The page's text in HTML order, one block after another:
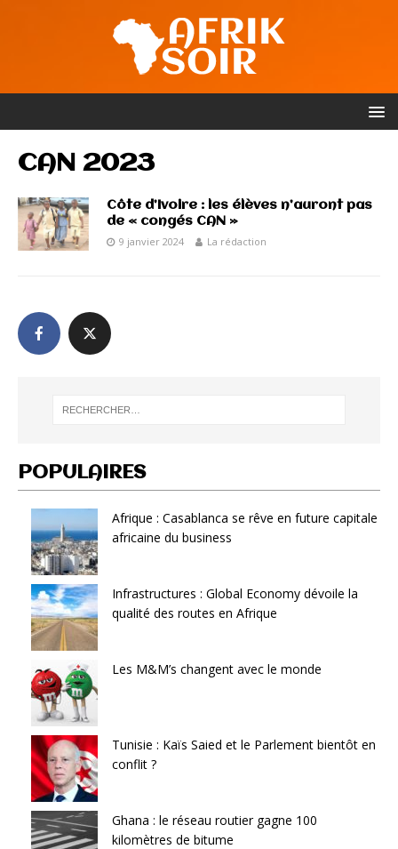
CAN 2023
Côte d’Ivoire : les élèves n’auront pas
de « congés CAN »
9 janvier 2024 La rédaction
POPULAIRES
Afrique : Casablanca se rêve en future capitale
africaine du business
Infrastructures : Global Economy dévoile la
qualité des routes en Afrique
Les M&M’s changent avec le monde
Tunisie : Kaïs Saied et le Parlement bientôt en
conflit ?
Ghana : le réseau routier gagne 100
kilomètres de bitume